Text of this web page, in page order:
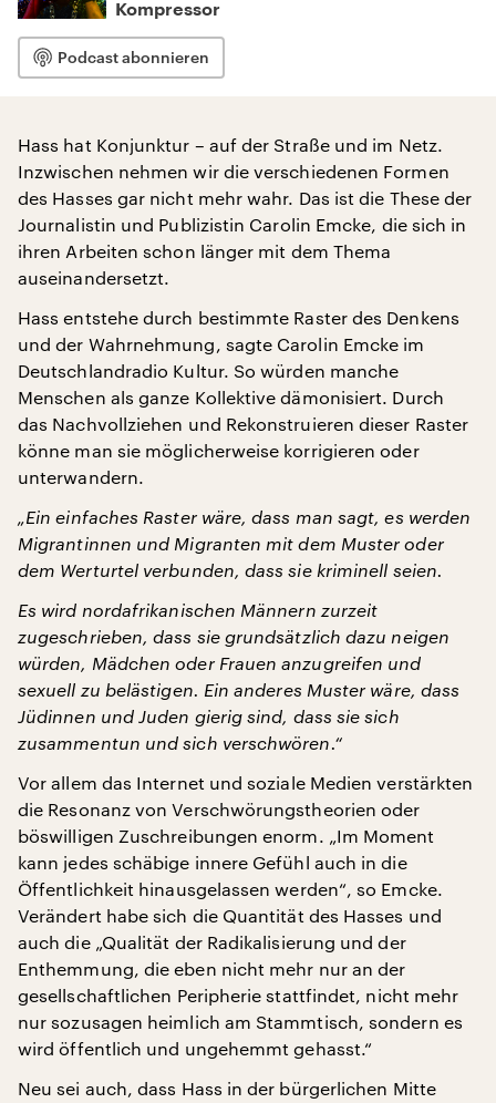
Kompressor
Podcast abonnieren
Hass hat Konjunktur – auf der Straße und im Netz.
Inzwischen nehmen wir die verschiedenen Formen
des Hasses gar nicht mehr wahr. Das ist die These der
Journalistin und Publizistin Carolin Emcke, die sich in
ihren Arbeiten schon länger mit dem Thema
auseinandersetzt.
Hass entstehe durch bestimmte Raster des Denkens
und der Wahrnehmung, sagte Carolin Emcke im
Deutschlandradio Kultur. So würden manche
Menschen als ganze Kollektive dämonisiert. Durch
das Nachvollziehen und Rekonstruieren dieser Raster
könne man sie möglicherweise korrigieren oder
unterwandern.
„Ein einfaches Raster wäre, dass man sagt, es werden
Migrantinnen und Migranten mit dem Muster oder
dem Werturtel verbunden, dass sie kriminell seien.
Es wird nordafrikanischen Männern zurzeit
zugeschrieben, dass sie grundsätzlich dazu neigen
würden, Mädchen oder Frauen anzugreifen und
sexuell zu belästigen. Ein anderes Muster wäre, dass
Jüdinnen und Juden gierig sind, dass sie sich
zusammentun und sich verschwören.“
Vor allem das Internet und soziale Medien verstärkten
die Resonanz von Verschwörungstheorien oder
böswilligen Zuschreibungen enorm. „Im Moment
kann jedes schäbige innere Gefühl auch in die
Öffentlichkeit hinausgelassen werden“, so Emcke.
Verändert habe sich die Quantität des Hasses und
auch die „Qualität der Radikalisierung und der
Enthemmung, die eben nicht mehr nur an der
gesellschaftlichen Peripherie stattfindet, nicht mehr
nur sozusagen heimlich am Stammtisch, sondern es
wird öffentlich und ungehemmt gehasst.“
Neu sei auch, dass Hass in der bürgerlichen Mitte